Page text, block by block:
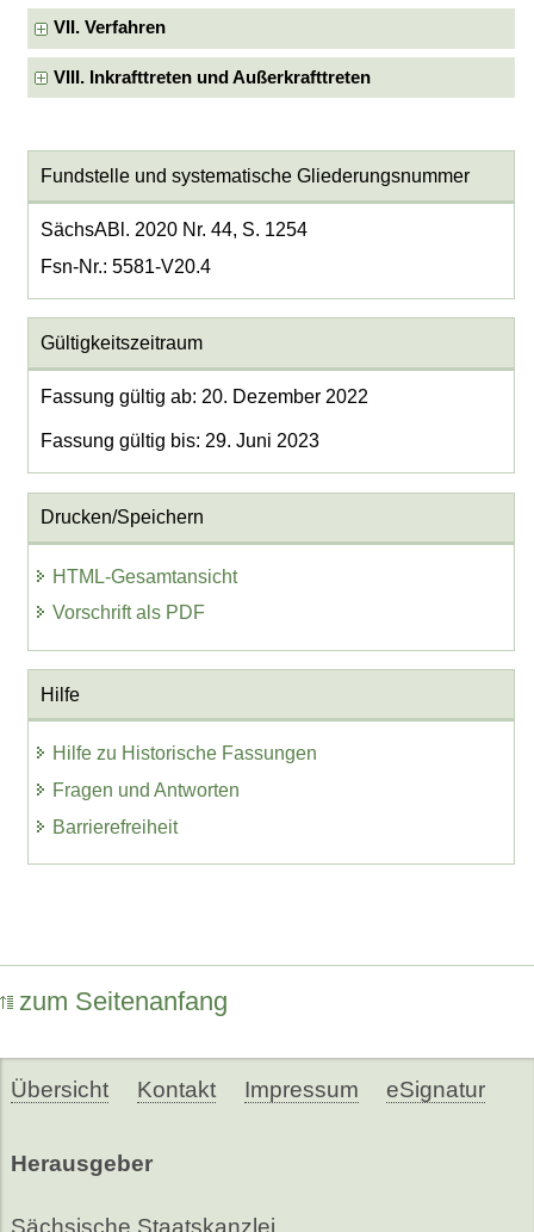
VII. Verfahren
VIII. Inkrafttreten und Außerkrafttreten
Fundstelle und systematische Gliederungsnummer
SächsABl. 2020 Nr. 44, S. 1254
Fsn-Nr.: 5581-V20.4
Gültigkeitszeitraum
Fassung gültig ab: 20. Dezember 2022
Fassung gültig bis: 29. Juni 2023
Drucken/Speichern
HTML-Gesamtansicht
Vorschrift als PDF
Hilfe
Hilfe zu Historische Fassungen
Fragen und Antworten
Barrierefreiheit
zum Seitenanfang
Übersicht Kontakt Impressum eSignatur
Herausgeber
Sächsische Staatskanzlei